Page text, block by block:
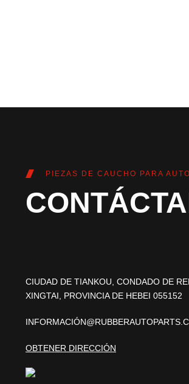
PIEZAS DE CAUCHO PARA
CIUDAD DE TIANKOU, CONDADO DE
XINGTAI, PROVINCIA DE HEBEI 055152
OBTENER DIRECCIÓN